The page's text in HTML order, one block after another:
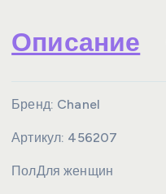
Описание
Бренд: Chanel
Артикул: 456207
ПолДля женщин